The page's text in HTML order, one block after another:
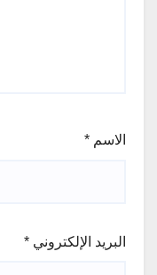
الاسم *
البريد الإلكتروني *